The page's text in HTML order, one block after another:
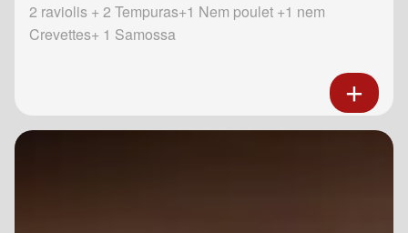
2 raviolis + 2 Tempuras+1 Nem poulet +1 nem
Crevettes+ 1 Samossa